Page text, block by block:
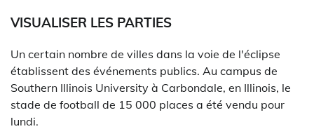
VISUALISER LES PARTIES
Un certain nombre de villes dans la voie de l'éclipse
établissent des événements publics. Au campus de
Southern Illinois University à Carbondale, en Illinois, le
stade de football de 15 000 places a été vendu pour
lundi.